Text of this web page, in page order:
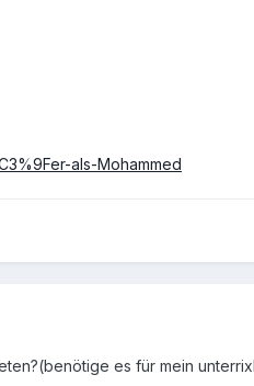
als-Mohammed
es für mein